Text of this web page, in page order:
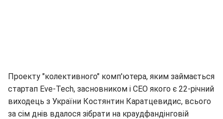
Проекту "колективного" комп'ютера, яким займається
стартап Eve-Tech, засновником і СЕО якого є 22-річний
виходець з України Костянтин Каратцевидис, всього
за сім днів вдалося зібрати на краудфандінговій